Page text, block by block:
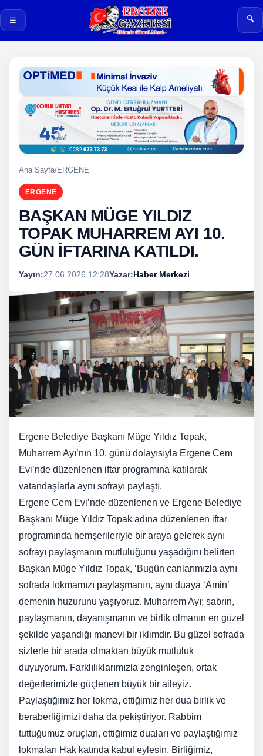
☰ 🔍
Ana Sayfa/ERGENE
ERGENE
BAŞKAN MÜGE YILDIZ
TOPAK MUHARREM AYI 10.
GÜN İFTARINA KATILDI.
Yayın:27.06.2026 12:28Yazar:Haber Merkezi
Ergene Belediye Başkanı Müge Yıldız Topak,
Muharrem Ayı’nın 10. günü dolayısıyla Ergene Cem
Evi’nde düzenlenen iftar programına katılarak
vatandaşlarla aynı sofrayı paylaştı.
Ergene Cem Evi’nde düzenlenen ve Ergene Belediye
Başkanı Müge Yıldız Topak adına düzenlenen iftar
programında hemşerileriyle bir araya gelerek aynı
sofrayı paylaşmanın mutluluğunu yaşadığını belirten
Başkan Müge Yıldız Topak, ‘Bugün canlarımızla aynı
sofrada lokmamızı paylaşmanın, aynı duaya ‘Amin’
demenin huzurunu yaşıyoruz. Muharrem Ayı; sabrın,
paylaşmanın, dayanışmanın ve birlik olmanın en güzel
şekilde yaşandığı manevi bir iklimdir. Bu güzel sofrada
sizlerle bir arada olmaktan büyük mutluluk
duyuyorum. Farklılıklarımızla zenginleşen, ortak
değerlerimizle güçlenen büyük bir aileyiz.
Paylaştığımız her lokma, ettiğimiz her dua birlik ve
beraberliğimizi daha da pekiştiriyor. Rabbim
tuttuğumuz oruçları, ettiğimiz duaları ve paylaştığımız
lokmaları Hak katında kabul eylesin. Birliğimiz,